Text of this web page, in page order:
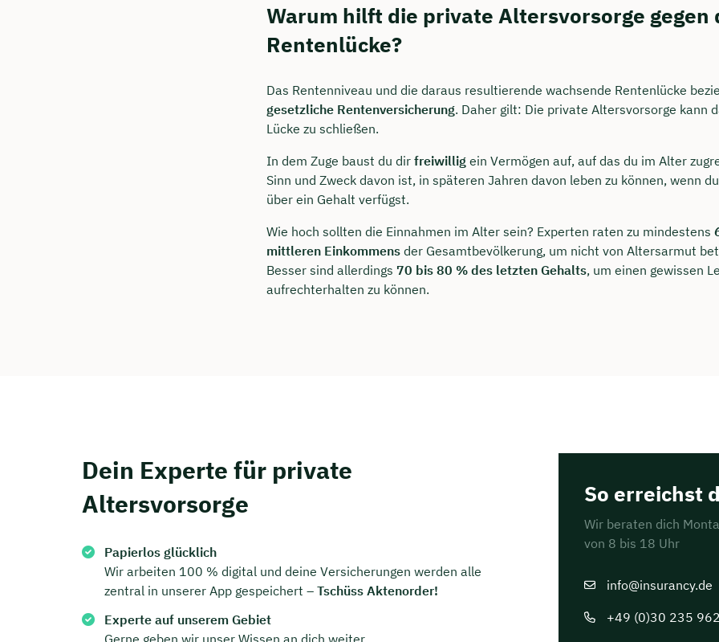
Warum hilft die private Altersvorsorge gegen
Rentenlücke?
Das Rentenniveau und die daraus resultierende wachsende Rentenlücke
gesetzliche Rentenversicherung. Daher gilt: Die private Altersvorsorge kann
Lücke zu schließen.
In dem Zuge baust du dir freiwillig ein Vermögen auf, auf das du im Alter
Sinn und Zweck davon ist, in späteren Jahren davon leben zu können, wenn
über ein Gehalt verfügst.
Wie hoch sollten die Einnahmen im Alter sein? Experten raten zu mindestens
mittleren Einkommens der Gesamtbevölkerung, um nicht von Altersarmut
Besser sind allerdings 70 bis 80 % des letzten Gehalts, um einen gewissen
aufrechterhalten zu können.
Dein Experte für private
Altersvorsorge
Papierlos glücklich
Wir arbeiten 100 % digital und deine Versicherungen werden alle
zentral in unserer App gespeichert – Tschüss Aktenorder!
Experte auf unserem Gebiet
So erreichst
Wir beraten dich
von 8 bis 18 Uhr
info@insurancy.de
+49 (0)30 235